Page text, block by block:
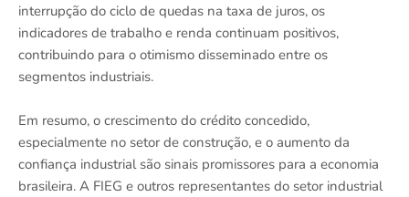
interrupção do ciclo de quedas na taxa de juros, os
indicadores de trabalho e renda continuam positivos,
contribuindo para o otimismo disseminado entre os
segmentos industriais.
Em resumo, o crescimento do crédito concedido,
especialmente no setor de construção, e o aumento da
confiança industrial são sinais promissores para a economia
brasileira. A FIEG e outros representantes do setor industrial